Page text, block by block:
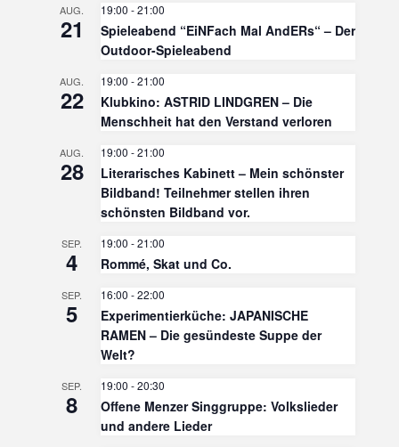
AUG.
21
19:00 -21:00
Spieleabend “EiNFach Mal AndERs“ – Der
Outdoor-Spieleabend
AUG.
22
19:00 -21:00
Klubkino: ASTRID LINDGREN – Die
Menschheit hat den Verstand verloren
AUG.
28
19:00 -21:00
Literarisches Kabinett – Mein schönster
Bildband! Teilnehmer stellen ihren
schönsten Bildband vor.
SEP.
4
19:00 -21:00
Rommé, Skat und Co.
SEP.
5
16:00 -22:00
Experimentierküche: JAPANISCHE
RAMEN – Die gesündeste Suppe der
Welt?
SEP.
8
19:00 -20:30
Offene Menzer Singgruppe: Volkslieder
und andere Lieder